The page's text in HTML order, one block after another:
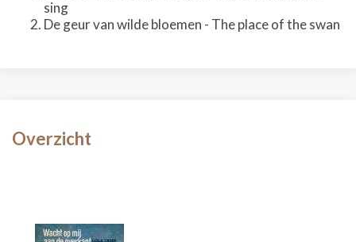
sing
De geur van wilde bloemen - The place of the swan
Overzicht